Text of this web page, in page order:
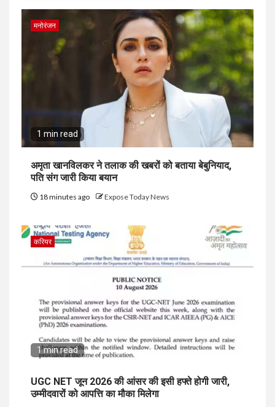
मनोरंजन
1 min read
अमृता खानविलकर ने तलाक की खबरों को बताया बेबुनियाद,
पति संग जारी किया बयान
18 minutes ago Expose Today News
करियर
1 min read
UGC NET जून 2026 की आंसर की इसी हफ्ते होगी जारी,
उम्मीदवारों को आपत्ति का मौका मिलेगा